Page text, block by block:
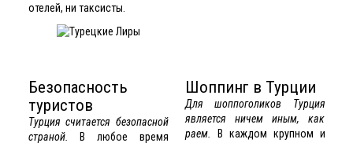
отелей, ни таксисты.
Безопасность
туристов
Турция считается безопасной
страной.
В любое время
Шоппинг в Турции
Для шоппоголиков Турция
является ничем иным, как
раем.
В каждом крупном и